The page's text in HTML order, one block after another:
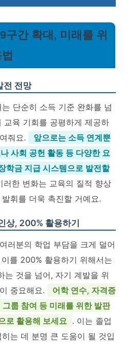
구간 확대, 미래를 위
전 전망
단순히 소득 기준 완화를 넘
교육 기회를 공평하게 제공하
줘요.
앞으로는 소득 연계뿐
사회 공헌 활동 등 다양한 요
학금 지급 시스템으로 발전할
러한 변화는 교육의 질적 향상
휘를 더욱 촉진할 거예요.
상, 200% 활용하기
러분의 학업 부담을 크게 덜어
를 200% 활용하기 위해서는
는 것을 넘어, 자기 계발을 위
중요해요.
어학 연수, 자격증
룹 참여 등 미래를 위한 발판
로 활용해 보세요 . 이는 졸업
는 데 분명 큰 도움이 될 것입